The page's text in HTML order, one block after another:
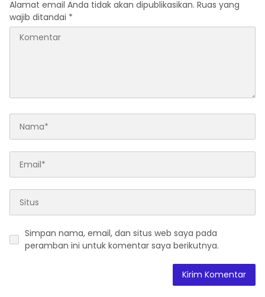
Alamat email Anda tidak akan dipublikasikan. Ruas yang
wajib ditandai *
Simpan nama, email, dan situs web saya pada
peramban ini untuk komentar saya berikutnya.